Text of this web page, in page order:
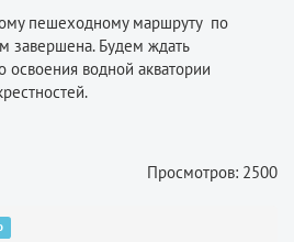
пешеходному маршруту по
завершена. Будем ждать
освоения водной акватории
Просмотров: 2500